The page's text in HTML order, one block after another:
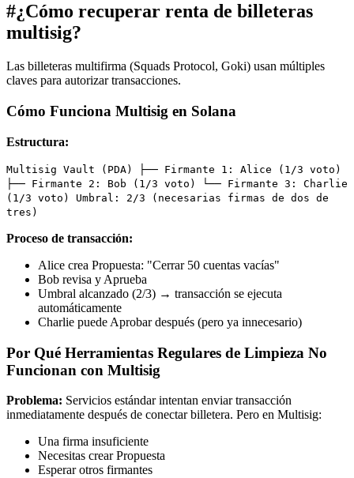
#¿Cómo recuperar renta de billeteras
multisig?
Las billeteras multifirma (Squads Protocol, Goki) usan múltiples
claves para autorizar transacciones.
Cómo Funciona Multisig en Solana
Estructura:
Multisig Vault (PDA) ├── Firmante 1: Alice (1/3 voto)
├── Firmante 2: Bob (1/3 voto) └── Firmante 3: Charlie
(1/3 voto) Umbral: 2/3 (necesarias firmas de dos de
tres)
Proceso de transacción:
Alice crea Propuesta: "Cerrar 50 cuentas vacías"
Bob revisa y Aprueba
Umbral alcanzado (2/3) → transacción se ejecuta
automáticamente
Charlie puede Aprobar después (pero ya innecesario)
Por Qué Herramientas Regulares de Limpieza No
Funcionan con Multisig
Problema: Servicios estándar intentan enviar transacción
inmediatamente después de conectar billetera. Pero en Multisig:
Una firma insuficiente
Necesitas crear Propuesta
Esperar otros firmantes